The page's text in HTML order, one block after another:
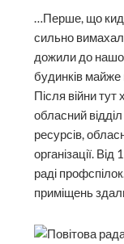
…Перше, що
сильно
дожили до
будинків майже
Після війни тут
обласний
ресурсів,
організації.
раді
приміщень